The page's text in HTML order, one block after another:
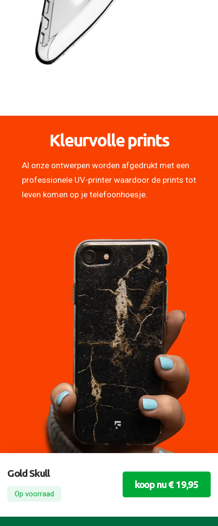
Kleurvolle prints
Al onze ontwerpen worden afgedrukt met een
professionele UV-printer waardoor de prints tot
leven komen op je telefoonhoesje.
Gold Skull
Op voorraad
koop nu € 19,95